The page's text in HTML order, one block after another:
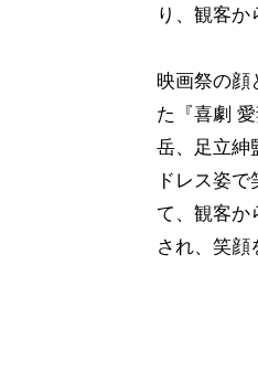
り、観客か
映画祭の顔
た『喜劇
岳、足立紳
ドレス姿
て、観客か
され、笑顔